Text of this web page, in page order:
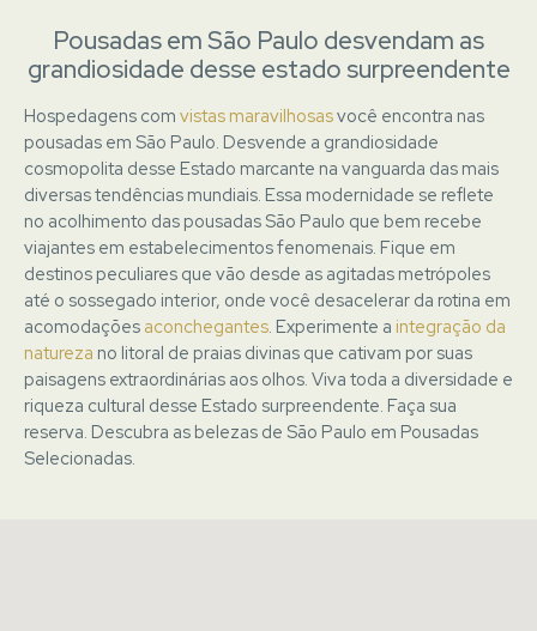
Pousadas em São Paulo desvendam as
grandiosidade desse estado surpreendente
Hospedagens com vistas maravilhosasvocê encontra nas
pousadas em São Paulo. Desvende a grandiosidade
cosmopolita desse Estado marcante na vanguarda das mais
diversas tendências mundiais. Essa modernidade se reflete
no acolhimento das pousadas São Paulo que bem recebe
viajantes em estabelecimentos fenomenais. Fique em
destinos peculiares que vão desde as agitadas metrópoles
até o sossegado interior, onde você desacelerar da rotina em
acomodações aconchegantes. Experimente a integração da
natureza no litoral de praias divinas que cativam por suas
paisagens extraordinárias aos olhos. Viva toda a diversidade e
riqueza cultural desse Estado surpreendente. Faça sua
reserva. Descubra as belezas de São Paulo em Pousadas
Selecionadas.